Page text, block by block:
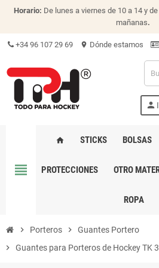
Horario: De lunes a viernes de 10 a 14 y
mañanas.
+34 96 107 29 69 location_on Dónde estamos
person
view_headline
home STICKS BOLSAS
PROTECCIONES OTRO
ROPA
chevron_right Porteros chevron_right
Guantes Portero
chevron_right
Guantes para Porteros de Hockey TK